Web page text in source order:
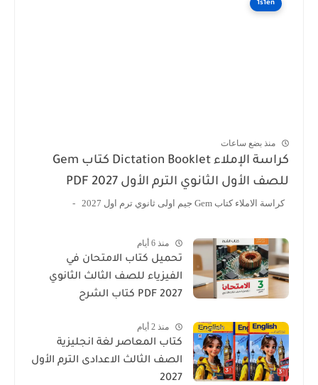
1s1en
منذ بضع ساعات
كراسة الإملاء Dictation Booklet كتاب Gem
للصف الأول الثانوي الترم الأول 2027 PDF
كراسة الاملاء كتاب Gem جيم اولى ثانوي ترم اول 2027 -
منذ 6 أيام
تحميل كتاب الامتحان في
الفيزياء للصف الثالث الثانوي
2027 PDF كتاب الشرح
منذ 2 أيام
كتاب المعاصر لغة انجليزية
الصف الثالث الاعدادى الترم الأول
2027